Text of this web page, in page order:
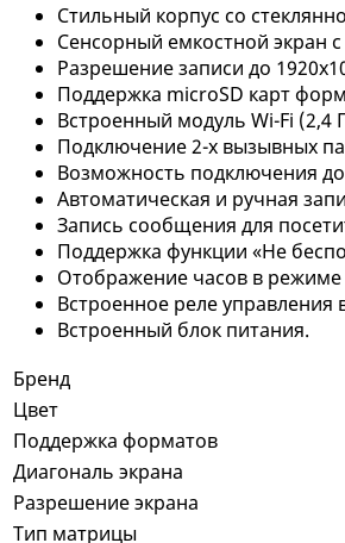
Стильный корпус со
Сенсорный емкостной экран
Разрешение записи до
Поддержка microSD карт
Встроенный модуль Wi-Fi
Подключение 2-х вызывных
Возможность подключения
Автоматическая и ручная
Запись сообщения для
Поддержка функции «Не
Отображение часов в
Встроенное реле
Встроенный блок питания.
Бренд
Цвет
Поддержка форматов
Диагональ экрана
Разрешение экрана
Тип матрицы